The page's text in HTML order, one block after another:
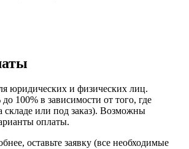
юридических и физических лиц.
100% в зависимости от того, где
складе или под заказ). Возможны
оплаты.
оставьте заявку (все необходимые